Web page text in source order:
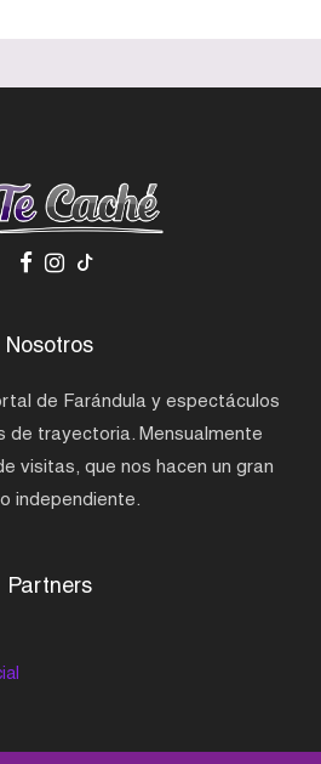
Nosotros
de Farándula y espectáculos
de trayectoria. Mensualmente
visitas, que nos hacen un gran
independiente.
Partners